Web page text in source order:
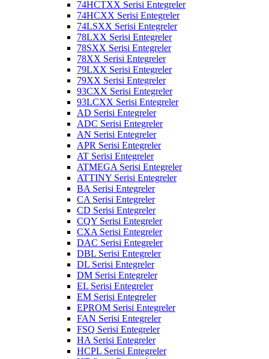
74HCTXX Serisi Entegreler
74HCXX Serisi Entegreler
74LSXX Serisi Entegreler
78LXX Serisi Entegreler
78SXX Serisi Entegreler
78XX Serisi Entegreler
79LXX Serisi Entegreler
79XX Serisi Entegreler
93CXX Serisi Entegreler
93LCXX Serisi Entegreler
AD Serisi Entegreler
ADC Serisi Entegreler
AN Serisi Entegreler
APR Serisi Entegreler
AT Serisi Entegreler
ATMEGA Serisi Entegreler
ATTINY Serisi Entegreler
BA Serisi Entegreler
CA Serisi Entegreler
CD Serisi Entegreler
CQY Serisi Entegreler
CXA Serisi Entegreler
DAC Serisi Entegreler
DBL Serisi Entegreler
DL Serisi Entegreler
DM Serisi Entegreler
EL Serisi Entegreler
EM Serisi Entegreler
EPROM Serisi Entegreler
FAN Serisi Entegreler
FSQ Serisi Entegreler
HA Serisi Entegreler
HCPL Serisi Entegreler